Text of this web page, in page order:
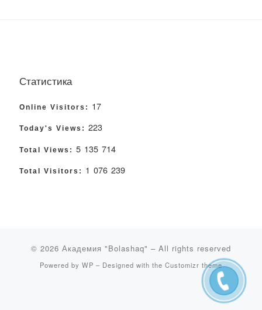
Статистика
Online Visitors: 17
Today's Views: 223
Total Views: 5 135 714
Total Visitors: 1 076 239
© 2026 Академия "Bolashaq" – All rights reserved
Powered by WP – Designed with the Customizr theme